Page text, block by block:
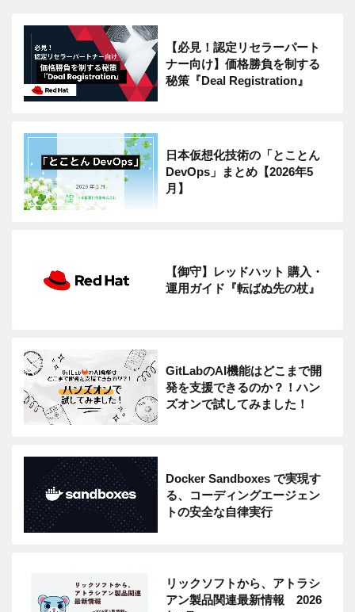
【必見！認定リセラーパート
ナー向け】価格勝負を制する
秘策『Deal Registration』
日本仮想化技術の「とことん
DevOps」まとめ【2026年5
月】
【御守】レッドハット 購入・
運用ガイド『転ばぬ先の杖』
GitLabのAI機能はどこまで開
発を支援できるのか？！ハン
ズオンで試してみました！
Docker Sandboxes で実現す
る、コーディングエージェン
トの安全な自律実行
リックソフトから、アトラシ
アン製品関連最新情報 2026